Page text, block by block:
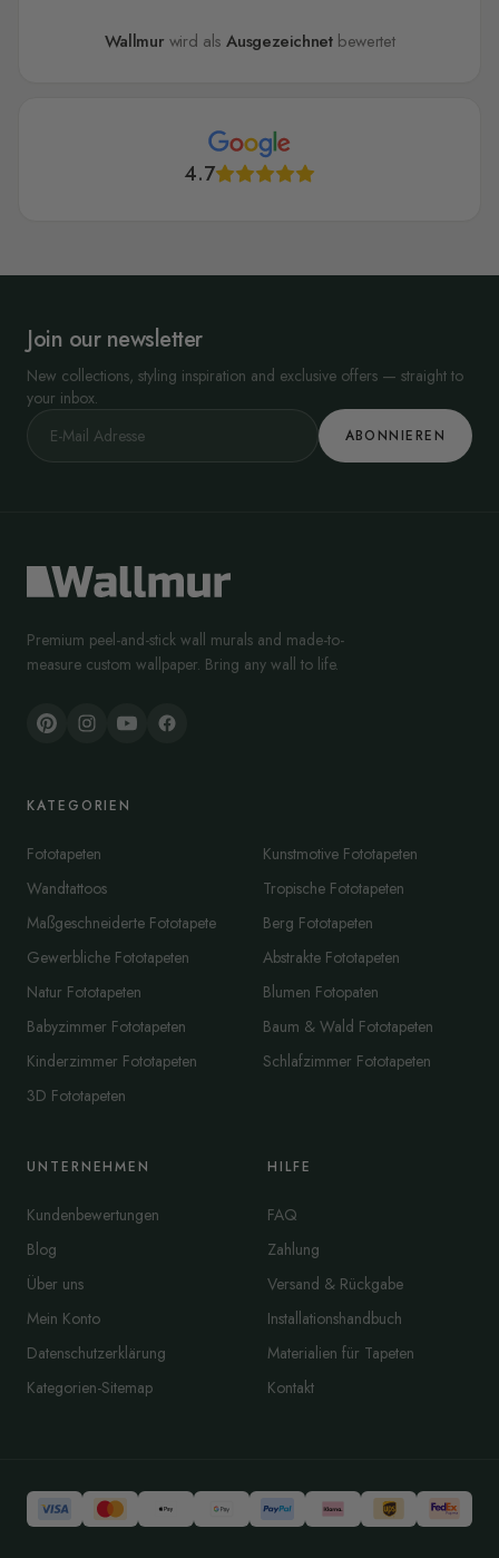
Wallmur wird alsAusgezeichnetbewertet
4.7
Join our newsletter
New collections, styling inspiration and exclusive offers — straight to
your inbox.
ABONNIEREN
Premium peel-and-stick wall murals and made-to-
measure custom wallpaper. Bring any wall to life.
KATEGORIEN
Fototapeten
Wandtattoos
Maßgeschneiderte Fototapete
Gewerbliche Fototapeten
Natur Fototapeten
Babyzimmer Fototapeten
Kinderzimmer Fototapeten
3D Fototapeten
Kunstmotive Fototapeten
Tropische Fototapeten
Berg Fototapeten
Abstrakte Fototapeten
Blumen Fotopaten
Baum & Wald Fototapeten
Schlafzimmer Fototapeten
UNTERNEHMEN
Kundenbewertungen
Blog
Über uns
Mein Konto
Datenschutzerklärung
Kategorien-Sitemap
HILFE
FAQ
Zahlung
Versand & Rückgabe
Installationshandbuch
Materialien für Tapeten
Kontakt